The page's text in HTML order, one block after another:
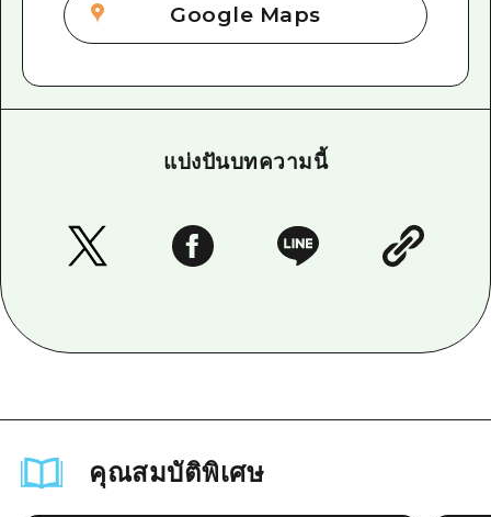
Google Maps
แบ่งปันบทความนี้
คุณสมบัติพิเศษ